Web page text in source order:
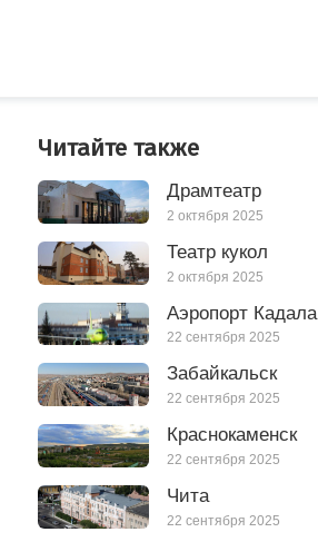
Читайте также
Драмтеатр
2 октября 2025
Театр кукол
2 октября 2025
Аэропорт Кадала
22 сентября 2025
Забайкальск
22 сентября 2025
Краснокаменск
22 сентября 2025
Чита
22 сентября 2025